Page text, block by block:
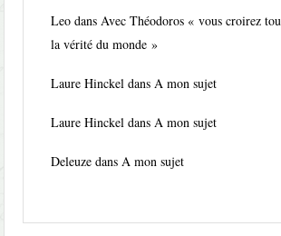
Leo dansAvec Théodoros « vous croirez
la vérité du monde »
Laure Hinckel dansA mon sujet
Laure Hinckel dansA mon sujet
Deleuze dansA mon sujet